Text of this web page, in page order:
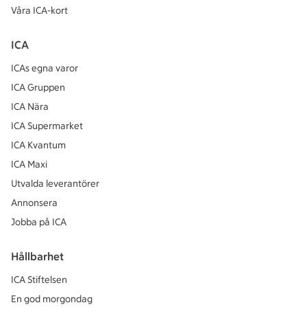
Våra ICA-kort
ICA
ICAs egna varor
ICA Gruppen
ICA Nära
ICA Supermarket
ICA Kvantum
ICA Maxi
Utvalda leverantörer
Annonsera
Jobba på ICA
Hållbarhet
ICA Stiftelsen
En god morgondag